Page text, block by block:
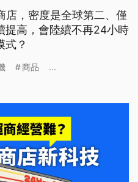
店，密度是全球第二、僅
提高，會陸續不再24小時
式？
商品 ...